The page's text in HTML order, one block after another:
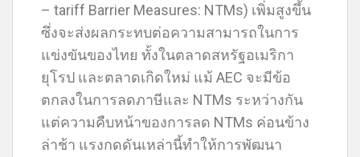
– tariff Barrier Measures: NTMs) เพิ่มสูงขึ้น
ซึ่งจะส่งผลกระทบต่อความสามารถในการ
แข่งขันของไทย ทั้งในตลาดสหรัฐอเมริกา
ยุโรป และตลาดเกิดใหม่ แม้ AEC จะมีข้อ
ตกลงในการลดภาษีและ NTMs ระหว่างกัน
แต่ความคืบหน้าของการลด NTMs ค่อนข้าง
ล่าช้า แรงกดดันเหล่านี้ทำให้การพัฒนา